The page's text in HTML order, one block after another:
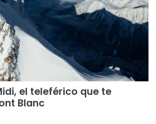
el teleférico que te
Blanc